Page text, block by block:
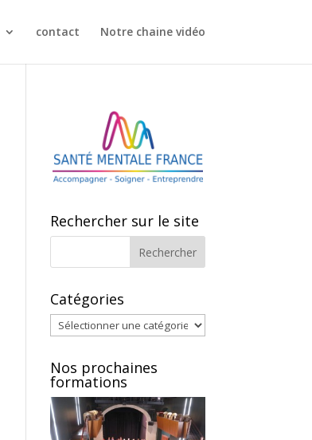
contact Notre chaine vidéo
Rechercher sur le site
Catégories
Catégories
Nos prochaines
formations